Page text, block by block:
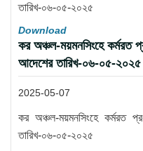
তারিখ-০৬-০৫-২০২৫
Download
কর অঞ্চল-ময়মনসিংহে কর্মরত
আদেশের তারিখ-০৬-০৫-২০২৫
2025-05-07
কর অঞ্চল-ময়মনসিংহে কর্মরত
তারিখ-০৬-০৫-২০২৫